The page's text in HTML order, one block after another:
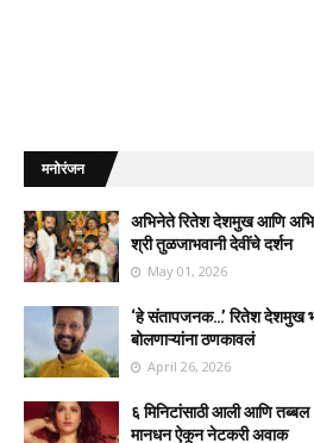
मनोरंजन
अभिनेते रितेश देशमुख आणि
श्री तुळजाभवानी देवींचे दर्शन
May 01, 2026
‘हे संतापजनक…’ रितेश देशमुख
बोलणाऱ्यांना ठणकावलं
April 26, 2026
६ मिनिटांसाठी आली आणि
मानधन ऐकून नेटकरी अवाक